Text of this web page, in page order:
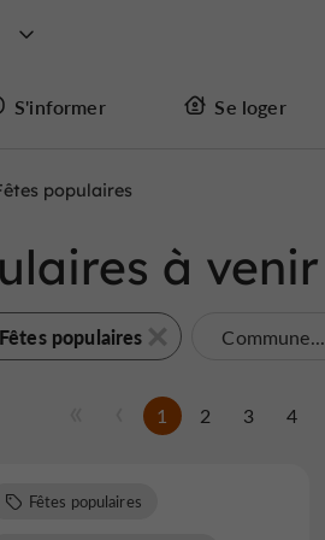
S'informer Se loger
populaires
à venir
Fêtes populaires Commune...
1 2 3 4
Fêtes populaires